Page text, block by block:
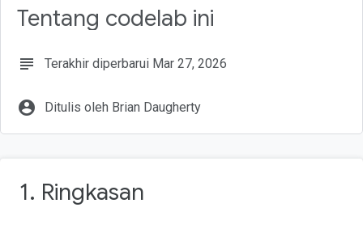
Tentang codelab ini
subject Terakhir diperbarui Mar 27, 2026
account_circle Ditulis oleh Brian Daugherty
1. Ringkasan